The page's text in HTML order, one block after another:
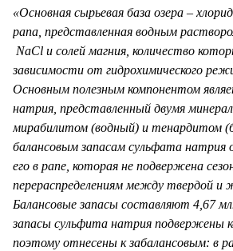
«Основная сырьевая база озера –
рапа, представленная водным
NaCl и солей магния, количество
зависимости от гидрохимического
Основным полезным компонентом
натрия, представленный двумя
мирабилитом (водный) и тенардитом
балансовым запасам сульфата натрия
его в рапе, которая не подвержена
перераспределениям между твердой и
Балансовые запасы составляют 4,67
запасы сульфита натрия подвержены
поэтому отнесены к забалансовым: в